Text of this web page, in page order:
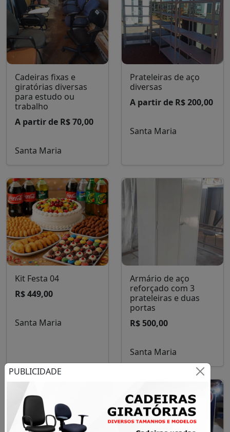
PUBLICIDADE
Cadeiras fixas e
giratórias diversas
para estudo ou
trabalho
A partir de R$ 70,00
Santa Maria
Prateleiras de aço
diversas
A partir de R$ 200,00
Santa Maria
Kit Festa 04
R$ 449,00
Santa Maria
Armário de aço
reforçado com 3
prateleiras e duas
portas
R$ 500,00
Santa Maria